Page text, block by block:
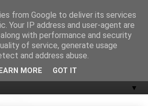
▼
from Google to deliver its services
Your IP address and user-agent are
with performance and security
of service, generate usage
and address abuse.
MORE GOT IT